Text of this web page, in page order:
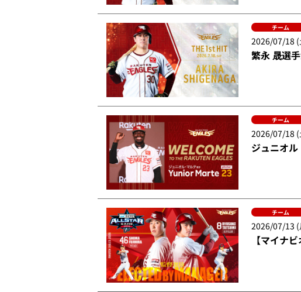
チーム
2026/07/18 (
繁永 晟選
チーム
2026/07/18 (
ジュニオ
チーム
2026/07/13 (
【マイナ